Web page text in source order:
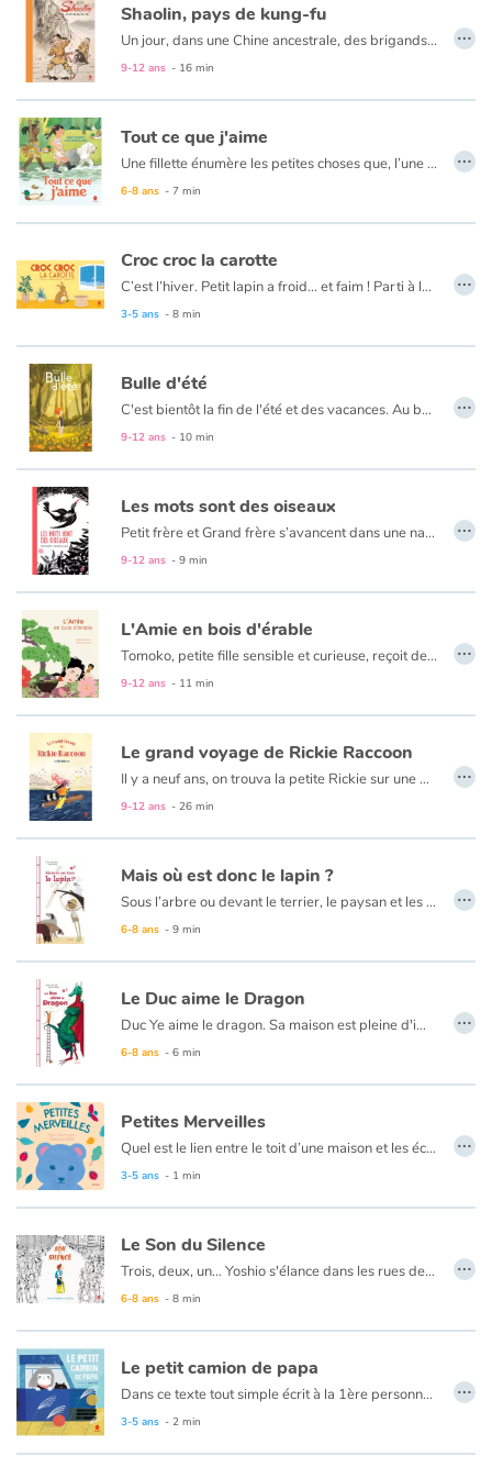
Shaolin, pays de kung-fu
Un jour, dans une Chine ancestrale, des brigands attaquent le village de la petite Mengmeng qui s'enfuit et trouve refuge au monastère de Shaolin. Elle s’y lie d’amitié avec Kun-Yi, jeune pratiquant de KungFu en apprentissage auprès de Maître Jong. Jour après jour, Mengmeng se rétablit et s'initie à la pratique et à la philosophie du Kungfu. Après sa guérison, elle regagne son village, retrouve les siens et aide les villageois à résister aux pillards.
9-12 ans - 16 min
…
Tout ce que j'aime
Une fillette énumère les petites choses que, l’une après l’autre, elle déclare aimer plus que tout : sa fenêtre, la confiture, ses chaussures lumineuses, ses crayons, la rivière, son livre, son doudou… et sa maman qu’elle aime vraiment plus que tout. Quand bien même le pot de confiture sera vide, les chaussures trop petites ou le crayon usé, et même si maman et elle changeront, une chose demeurera toujours : la possibilité du bonheur à chaque instant.
6-8 ans - 7 min
…
Croc croc la carotte
C’est l’hiver. Petit lapin a froid… et faim ! Parti à la recherche de nourriture, il trouve deux carottes sous la neige. Quel bonheur ! Mais c’est une de trop. Elle sera pour son ami Petit singe qui doit avoir froid… et faim. Toc ! Toc ! Comme Petit singe n’est pas chez lui, Petit lapin dépose la carotte sur la table. En fait, Petit singe vient de trouver trois cacahuètes et les a mangées. Rentrant chez lui, il découvre la carotte. « Sans doute le cadeau d’un ami ! ».
3-5 ans - 8 min
…
Bulle d'été
C'est bientôt la fin de l'été et des vacances. Au bord de la piscine cassée, le temps est comme suspendu pour le jeune garçon qui termine son petit-déjeuner les pieds dans l’eau. Livré à lui-même, l’enfant occupe son temps à mille petites activités et au dessin. L’après-midi, une cape sur le dos, il enfourche son vélo. Quand il a de la chance, il croise Lily dont il ne connaît que le prénom… Demain c’est la rentrée !
9-12 ans - 10 min
…
Les mots sont des oiseaux
Petit frère et Grand frère s’avancent dans une nature luxuriante vers la mer et vers Shu. Petit-frère aime tant les histoires que Shu raconte. Grand-frère, lui, aime surtout Shu. Les amoureux, c’est ennuyeux… Ils ne s’occupent que d’eux-mêmes ! Alors, pour s’accommoder de sa solitude, Petit-frère imagine des histoires qui l’emportent loin comme le feraient les oiseaux dans le ciel. Shu et Grand-frère ne savent pas ce qu’ils manquent quand un simple bout de bois suffit pour écrire sur le sable.
9-12 ans - 9 min
…
L'Amie en bois d'érable
Tomoko, petite fille sensible et curieuse, reçoit de sa tante une poupée Kokeshi en bois d'érable. Elle l’adore et en fait son amie pour chaque moment de sa vie. Mais un matin d’orage, elle la perd. Chacun la réconforte, lui assurant qu’une bonne âme quelque part prend sans doute soin de sa kokeshi. Des années plus tard, alors qu’elle passe devant une pâtisserie, Tomoko découvre stupéfaite son amie Kokeshi dans la vitrine. Elle entre dans la boutique pour en savoir plus…
9-12 ans - 11 min
…
Le grand voyage de Rickie Raccoon
Il y a neuf ans, on trouva la petite Rickie sur une plage de l’île de Vancouver. Recueillie par Mme Rosabianca, elle a peu d’amis et aime surtout ramasser les objets échoués. Un jour, les terribles frères Foxy, découvrent que Rickie se transforme en un vrai monstre lorsqu’elle se fâche ! Qui est-elle vraiment et d’où vient-elle ? Pour le savoir, Rickie décide d’embarquer à dos de baleine, direction l’île d’Hokkaïdo où vivent les Tanuki, des êtres possédant le don de métamorphose…
9-12 ans - 26 min
…
Mais où est donc le lapin ?
Sous l’arbre ou devant le terrier, le paysan et les chiens attendent, patiemment. Ils attendent, ils attendent... Ils attendent que le lapin leur tombe entre les mains. Or, en attendant, l’animal malin leur a posé un lapin !
6-8 ans - 9 min
…
Le Duc aime le Dragon
Duc Ye aime le dragon. Sa maison est pleine d'images du dragon. Jusqu'au jour où le dragon vient en personne lui rendre visite. Duc Yi aime aussi le dragon. Il reçoit en cadeau une peinture de dragon sans pupille. Attention ! Les ajouter pourrait bien permettre au dragon de s’envoler ! C'est pourtant ce que Duc Yi demande au peintre...
6-8 ans - 6 min
…
Petites Merveilles
Quel est le lien entre le toit d’une maison et les écailles d’un poisson, une roue de vélo et une orange, un parapluie ouvert et un canard en vol ? Pour le savoir, ouvrez
3-5 ans - 1 min
…
Le Son du Silence
Trois, deux, un... Yoshio s'élance dans les rues de Tokyo. Tout autour de lui, les bruits tourbillonnent : celui des flaques d’eau quand il saute dedans, des gouttes de pluie qui crépitent sur son parapluie, le son de son rire qui le fait rire plus fort encore. Quel est ce son étrange ? C'est celui du koto qu’une musicienne accorde. Mais pour elle, ce qu’il y a de plus beau, c’est le
6-8 ans - 8 min
…
Le petit camion de papa
Dans ce texte tout simple écrit à la 1ère personne du singulier, on suit une fillette partie pour la journée avec papa dans son petit camion. Lui travaille. Elle se laisse transporter au fil du chemin et par leurs chansons préférées à la radio. Au gré des paysages et des paroles, son imagination vagabonde. Comme elle aimerait que ce voyage merveilleux auprès de papa soit sans fin.
3-5 ans - 2 min
…